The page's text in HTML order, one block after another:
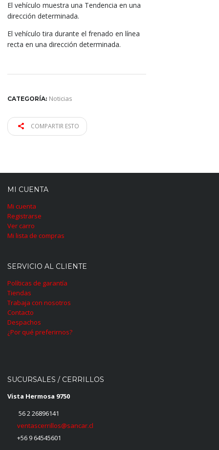
El vehículo muestra una Tendencia en una
dirección determinada.
El vehículo tira durante el frenado en línea
recta en una dirección determinada.
CATEGORÍA: Noticias
COMPARTIR ESTO
MI CUENTA
Mi cuenta
Registrarse
Ver carro
Mi lista de compras
SERVICIO AL CLIENTE
Políticas de garantía
Tiendas
Trabaja con nosotros
Contacto
Despachos
¿Por qué preferirnos?
SUCURSALES / CERRILLOS
Vista Hermosa 9750
56 2 26896141
ventascerrillos@sancar.cl
+56 9 64545601